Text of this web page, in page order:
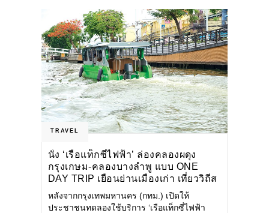
TRAVEL
นั่ง ‘เรือแท็กซี่ไฟฟ้า’ ล่องคลองผดุง
กรุงเกษม-คลองบางลำพู แบบ ONE
DAY TRIP เยือนย่านเมืองเก่า เที่ยววิถีส
โลว์ไลฟ์แบบรักษ์โลก
หลังจากกรุงเทพมหานคร (กทม.) เปิดให้
ประชาชนทดลองใช้บริการ ‘เรือแท็กซี่ไฟฟ้า